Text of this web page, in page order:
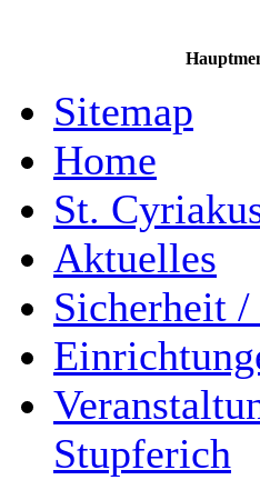
Sitemap
Home
St.
Aktuelles
Sicherheit
Stupferich